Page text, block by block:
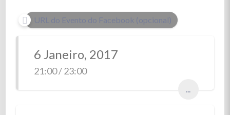
URL do Evento do Facebook (opcional)
6 Janeiro, 2017
21:00 / 23:00
...